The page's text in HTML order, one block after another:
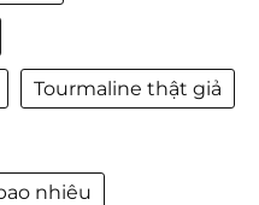
Tourmaline thật giả
nhiêu